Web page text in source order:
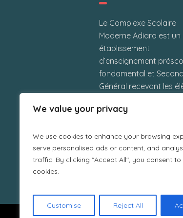
We value your privacy
We use cookies to enhance your browsing
serve personalised ads or content, and
traffic. By clicking "Accept All", you consent
cookies.
Customise Reject All
Le Complexe Scolaire
Moderne Adiara est un
établissement
d’enseignement
fondamental et
Général recevant les
Kalaban-Coura Sud
République du Mali.
Nous utilisons des cookies pour